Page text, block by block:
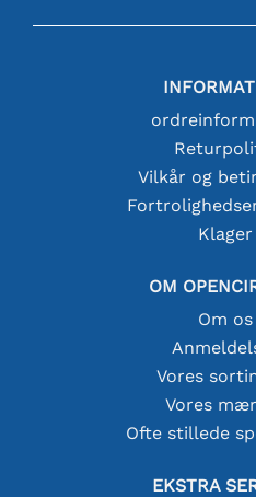
Vilkår og
Klager
OM
Om os
Vores
Vores
Ofte stillede
EKSTRA